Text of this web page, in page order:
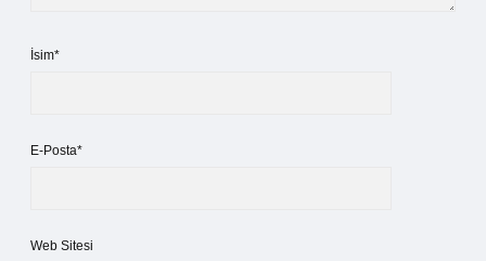
İsim*
E-Posta*
Web Sitesi